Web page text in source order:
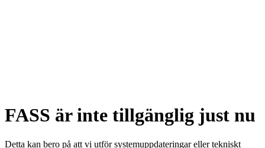
FASS är inte tillgänglig just nu
Detta kan bero på att vi utför systemuppdateringar eller tekniskt